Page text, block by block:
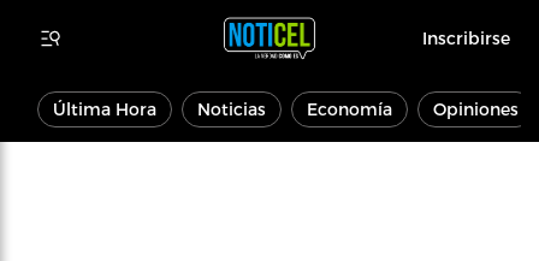
Inscribirse
Última Hora Noticias Economía Opiniones